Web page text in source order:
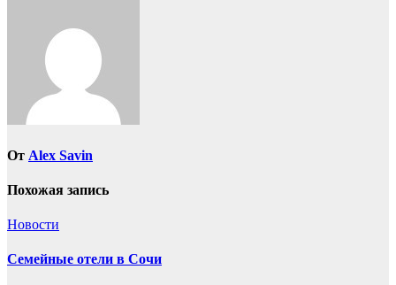
От Alex Savin
Похожая запись
Новости
Семейные отели в Сочи